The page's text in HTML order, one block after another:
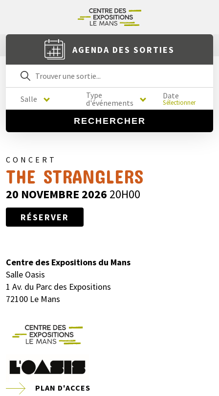
AGENDA DES SORTIES
Salle
Type
d'événements
Date
Sélectionner
RECHERCHER
CONCERT
THE STRANGLERS
20 NOVEMBRE 2026 20H00
RÉSERVER
Centre des Expositions du Mans
Salle Oasis
1 Av. du Parc des Expositions
72100 Le Mans
PLAN D'ACCES